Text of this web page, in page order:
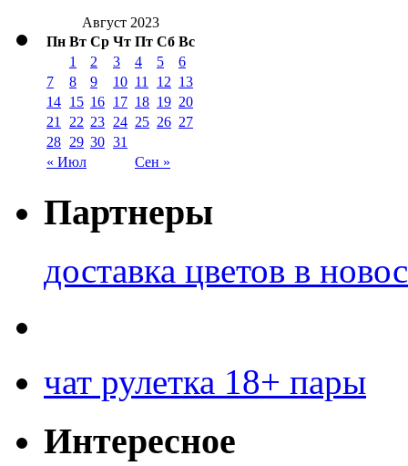
Август 2023
Пн Вт Ср Чт Пт Сб Вс
« Июл Сен »
1 2 3 4 5
6
7
8 9 10 11 12 13
14 15 16 17 18 19 20
21
22 23 24 25 26 27
28 29 30 31
Партнеры
доставка цветов в
чат рулетка 18+ пары
Интересное